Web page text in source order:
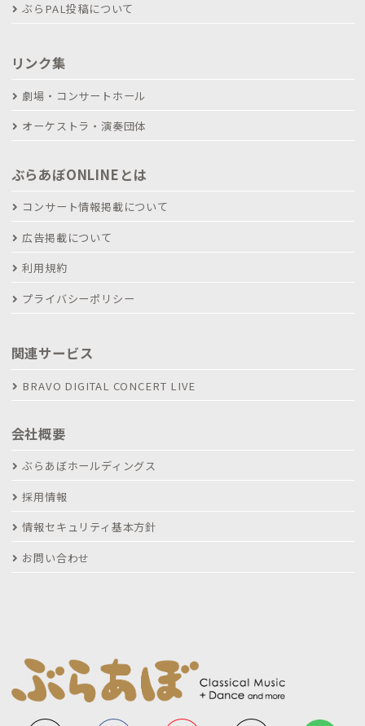
ぶらPAL投稿について
リンク集
劇場・コンサートホール
オーケストラ・演奏団体
ぶらあぼONLINEとは
コンサート情報掲載について
広告掲載について
利用規約
プライバシーポリシー
関連サービス
BRAVO DIGITAL CONCERT LIVE
会社概要
ぶらあぼホールディングス
採用情報
情報セキュリティ基本方針
お問い合わせ